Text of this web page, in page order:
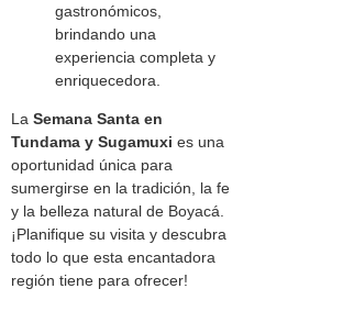
gastronómicos,
brindando una
experiencia completa y
enriquecedora.
La Semana Santa en
Tundama y Sugamuxi es una
oportunidad única para
sumergirse en la tradición, la fe
y la belleza natural de Boyacá.
¡Planifique su visita y descubra
todo lo que esta encantadora
región tiene para ofrecer!